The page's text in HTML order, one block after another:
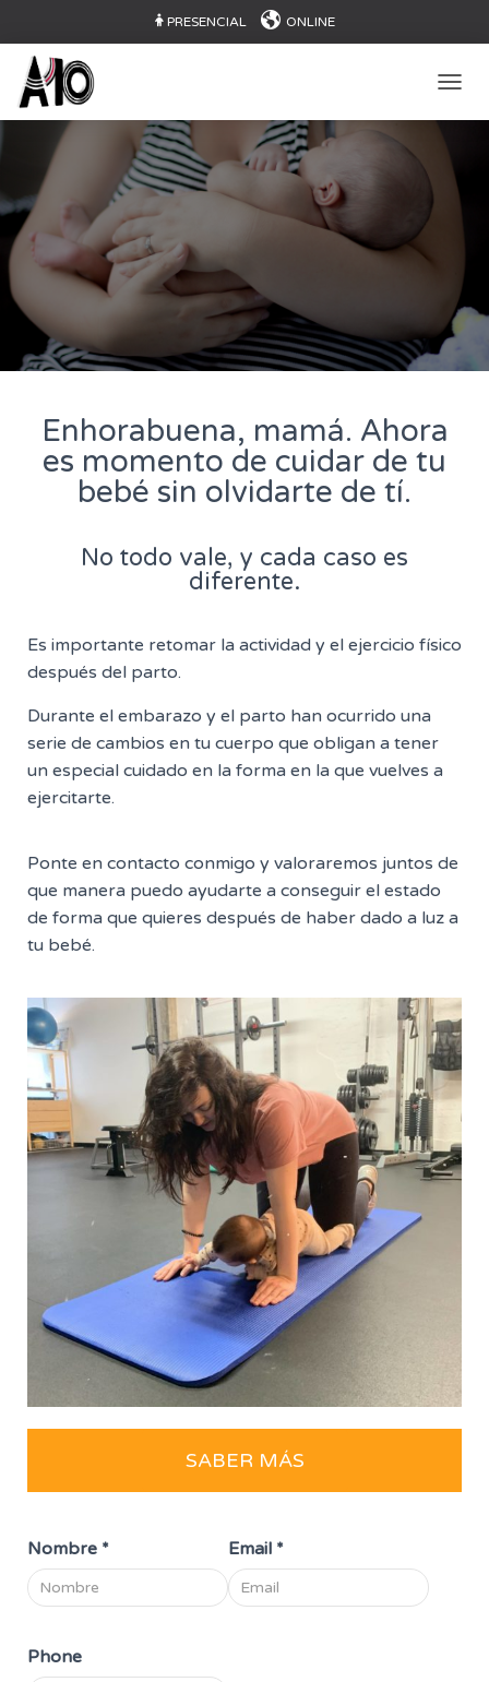
PRESENCIAL ONLINE
Enhorabuena, mamá. Ahora
es momento de cuidar de tu
bebé sin olvidarte de tí.
No todo vale, y cada caso es
diferente.
Es importante retomar la actividad y el ejercicio físico
después del parto.
Durante el embarazo y el parto han ocurrido una
serie de cambios en tu cuerpo que obligan a tener
un especial cuidado en la forma en la que vuelves a
ejercitarte.
Ponte en contacto conmigo y valoraremos juntos de
que manera puedo ayudarte a conseguir el estado
de forma que quieres después de haber dado a luz a
tu bebé.
SABER MÁS
Nombre * Email *
Phone